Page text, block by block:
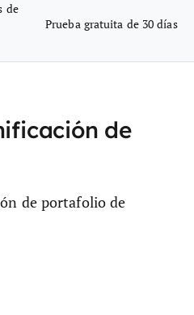
de
Prueba gratuita de 30 días
de
de portafolio de